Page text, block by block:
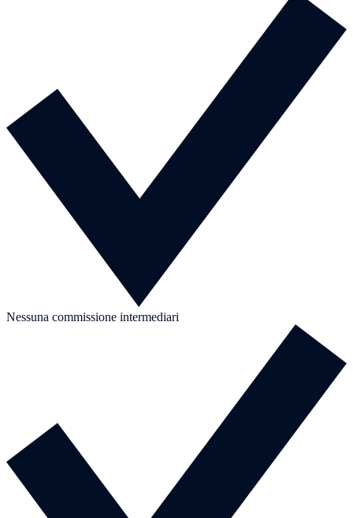
Nessuna commissione intermediari